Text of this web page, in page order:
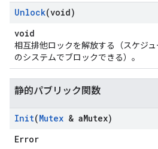
Unlock(void)
void
相互排他ロックを解放する（スケジ
のシステムでブロックできる）。
静的パブリック関数
Init(Mutex & aMutex)
Error